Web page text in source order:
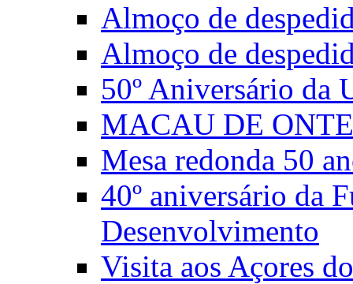
Almoço de
Almoço de
50º Aniversário da
MACAU DE
Mesa redonda 50
40º aniversário da
Desenvolvimento
Visita aos Açores